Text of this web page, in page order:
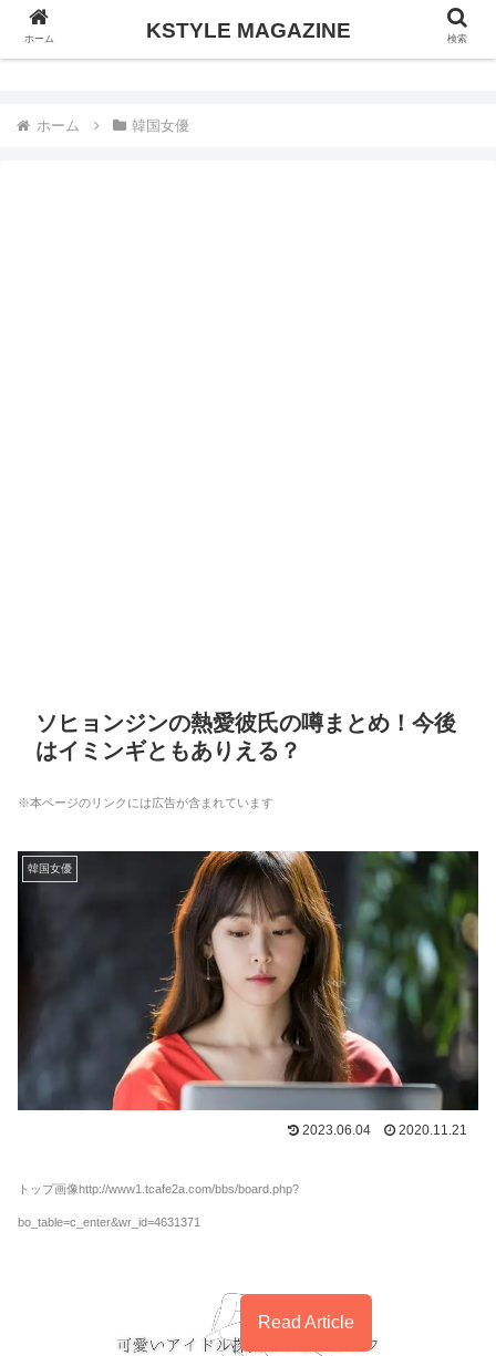
KSTYLE MAGAZINE
ホーム 韓国女優
ソヒョンジンの熱愛彼氏の噂まとめ！今後
はイミンギともありえる？
※本ページのリンクには広告が含まれています
韓国女優
2023.06.04 2020.11.21
トップ画像http://www1.tcafe2a.com/bbs/board.php?
bo_table=c_enter&wr_id=4631371
Read Article
ホーム KSTYLE MAGAZINE 検索